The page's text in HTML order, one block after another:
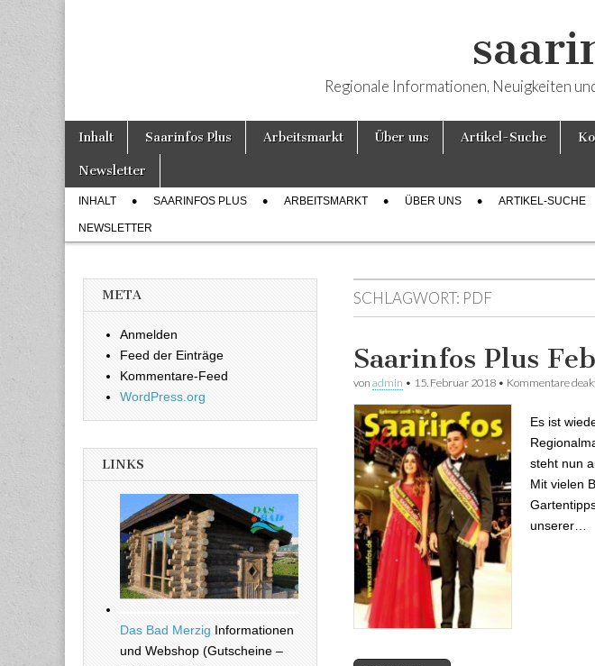
Regionale Informationen, Neuigkeiten
Hauptmenü
Weiter zum Inhalt
Inhalt Saarinfos Plus Arbeitsmarkt Über uns Artikel-Suche
Newsletter
Untermenü
INHALT SAARINFOS PLUS ARBEITSMARKT ÜBER UNS ARTIKEL-SUCHE
NEWSLETTER
SCHLAGWORT: PDF
Saarinfos Plus
von admin • 15. Februar 2018 • Kommentare
Es ist
steht nun
Mit vielen
unserer…
META
Anmelden
Feed der Einträge
Kommentare-Feed
WordPress.org
LINKS
Das Bad Merzig Informationen
und Webshop (Gutscheine –